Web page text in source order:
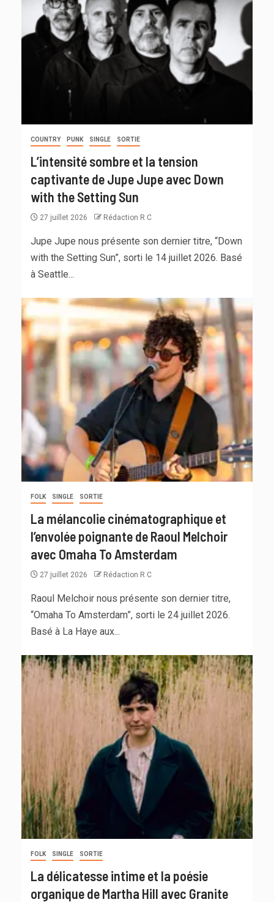
COUNTRY PUNK SINGLE SORTIE
L’intensité sombre et la tension
captivante de Jupe Jupe avec Down
with the Setting Sun
27 juillet 2026 Rédaction R C
Jupe Jupe nous présente son dernier titre, “Down
with the Setting Sun”, sorti le 14 juillet 2026. Basé
à Seattle...
FOLK SINGLE SORTIE
La mélancolie cinématographique et
l’envolée poignante de Raoul Melchoir
avec Omaha To Amsterdam
27 juillet 2026 Rédaction R C
Raoul Melchoir nous présente son dernier titre,
“Omaha To Amsterdam”, sorti le 24 juillet 2026.
Basé à La Haye aux...
FOLK SINGLE SORTIE
La délicatesse intime et la poésie
organique de Martha Hill avec Granite